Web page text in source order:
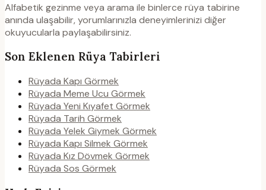
Alfabetik gezinme veya arama ile binlerce rüya tabirine
anında ulaşabilir, yorumlarınızla deneyimlerinizi diğer
okuyucularla paylaşabilirsiniz.
Son Eklenen Rüya Tabirleri
Rüyada Kapı Görmek
Rüyada Meme Ucu Görmek
Rüyada Yeni Kıyafet Görmek
Rüyada Tarih Görmek
Rüyada Yelek Giymek Görmek
Rüyada Kapı Silmek Görmek
Rüyada Kız Dövmek Görmek
Rüyada Sos Görmek